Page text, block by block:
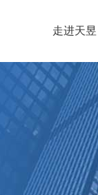
走进天昱